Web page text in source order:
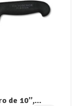
de 10”,